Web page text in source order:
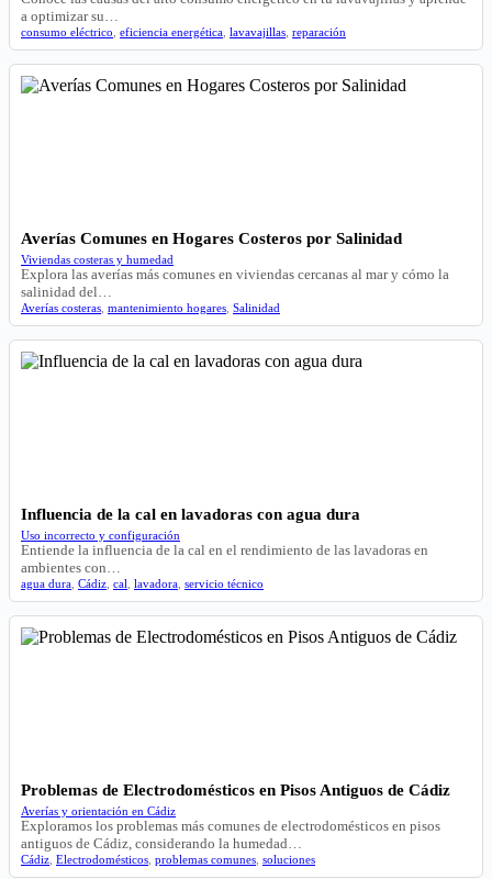
a optimizar su…
consumo eléctrico eficiencia energética lavavajillas reparación
Averías Comunes en Hogares Costeros por Salinidad
Viviendas costeras y humedad
Explora las averías más comunes en viviendas cercanas al mar y cómo la
salinidad del…
Averías costeras mantenimiento hogares Salinidad
Influencia de la cal en lavadoras con agua dura
Uso incorrecto y configuración
Entiende la influencia de la cal en el rendimiento de las lavadoras en
ambientes con…
agua dura Cádiz cal lavadora servicio técnico
Problemas de Electrodomésticos en Pisos Antiguos de Cádiz
Averías y orientación en Cádiz
Exploramos los problemas más comunes de electrodomésticos en pisos
antiguos de Cádiz, considerando la humedad…
Cádiz Electrodomésticos problemas comunes soluciones